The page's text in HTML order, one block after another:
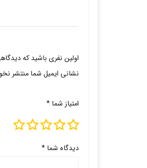
اولین نفری باشید که
نشانی ایمیل شما منتشر
امتیاز شما *
دیدگاه شما *